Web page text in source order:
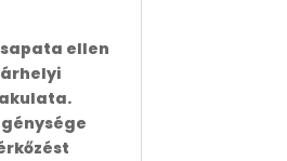
ellen